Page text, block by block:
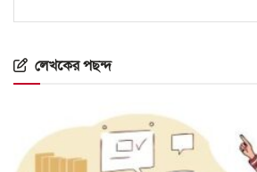
লেখকের পছন্দ